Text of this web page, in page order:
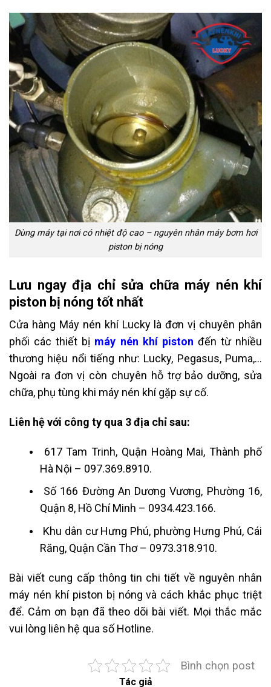
Dùng máy tại nơi có nhiệt độ cao – nguyên nhân máy bơm hơi
piston bị nóng
Lưu ngay địa chỉ sửa chữa máy nén khí
piston bị nóng tốt nhất
Cửa hàng Máy nén khí Lucky là đơn vị chuyên phân
phối các thiết bị máy nén khí piston đến từ nhiều
thương hiệu nổi tiếng như: Lucky, Pegasus, Puma,…
Ngoài ra đơn vị còn chuyên hỗ trợ bảo dưỡng, sửa
chữa, phụ tùng khi máy nén khí gặp sự cố.
Liên hệ với công ty qua 3 địa chỉ sau:
617 Tam Trinh, Quận Hoàng Mai, Thành phố
Hà Nội – 097.369.8910.
Số 166 Đường An Dương Vương, Phường 16,
Quận 8, Hồ Chí Minh – 0934.423.166.
Khu dân cư Hưng Phú, phường Hưng Phú, Cái
Răng, Quận Cần Thơ – 0973.318.910.
Bài viết cung cấp thông tin chi tiết về nguyên nhân
máy nén khí piston bị nóng và cách khắc phục triệt
để. Cảm ơn bạn đã theo dõi bài viết. Mọi thắc mắc
vui lòng liên hệ qua số Hotline.
Bình chọn post
Tác giả